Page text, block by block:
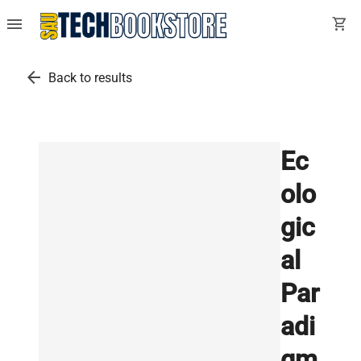
menu shopping_cart
arrow_back Back to results
Ec
olo
gic
al
Par
adi